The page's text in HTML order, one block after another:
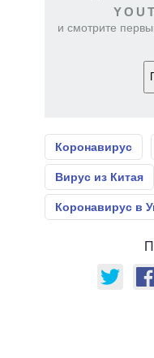
и смотрите
Коронавирус
Вирус из Китая
Коронавирус в